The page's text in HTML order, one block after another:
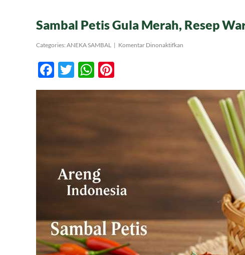
Sambal Petis Gula Merah, Resep
Categories: ANEKA SAMBAL | Komentar Dinonaktifkan
Warisan
Leluhur
Facebook
TwitterWhatsApp